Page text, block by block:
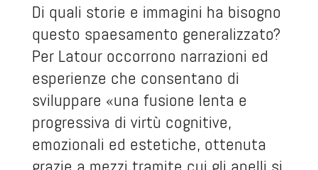
Di quali storie e immagini ha bisogno
questo spaesamento generalizzato?
Per Latour occorrono narrazioni ed
esperienze che consentano di
sviluppare «una fusione lenta e
progressiva di virtù cognitive,
emozionali ed estetiche, ottenuta